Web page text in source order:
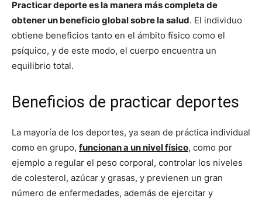
Practicar deporte es la manera más completa de
obtener un beneficio global sobre la salud. El individuo
obtiene beneficios tanto en el ámbito físico como el
psíquico, y de este modo, el cuerpo encuentra un
equilibrio total.
Beneficios de practicar deportes
La mayoría de los deportes, ya sean de práctica individual
como en grupo, funcionan a un nivel físico, como por
ejemplo a regular el peso corporal, controlar los niveles
de colesterol, azúcar y grasas, y previenen un gran
número de enfermedades, además de ejercitar y